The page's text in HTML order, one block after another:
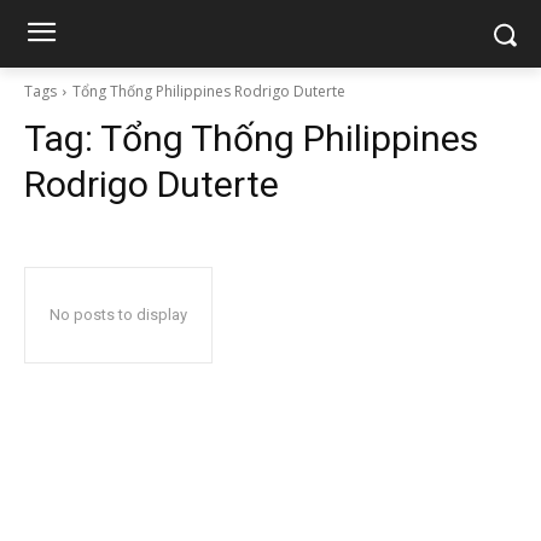
Tags Tổng Thống Philippines Rodrigo Duterte
Tag: Tổng Thống Philippines
Rodrigo Duterte
No posts to display